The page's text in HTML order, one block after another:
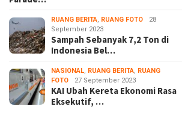
RUANG BERITA, RUANG FOTO
28
September 2023
Sampah Sebanyak 7,2 Ton di
Indonesia Bel…
NASIONAL, RUANG BERITA, RUANG
FOTO
27 September 2023
KAI Ubah Kereta Ekonomi Rasa
Eksekutif, …